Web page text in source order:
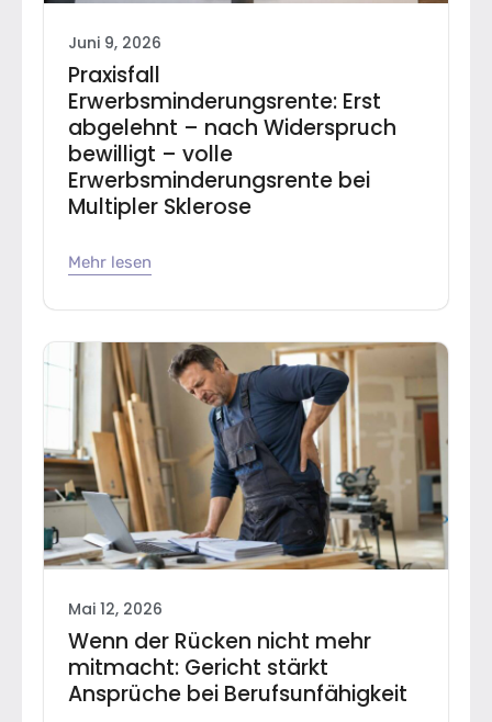
Juni 9, 2026
Praxisfall
Erwerbsminderungsrente: Erst
abgelehnt – nach Widerspruch
bewilligt – volle
Erwerbsminderungsrente bei
Multipler Sklerose
Mehr lesen
Mai 12, 2026
Wenn der Rücken nicht mehr
mitmacht: Gericht stärkt
Ansprüche bei Berufsunfähigkeit